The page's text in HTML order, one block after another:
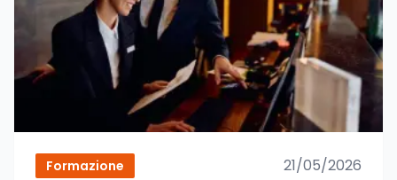
Formazione 21/05/2026